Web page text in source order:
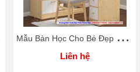
M
ẫu Bàn Học Cho Bé Đẹp Rẻ Home 3D
Liên hệ